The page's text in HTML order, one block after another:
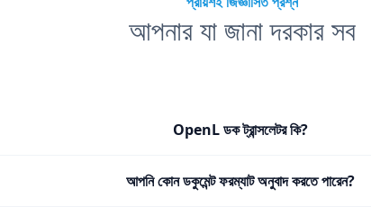
আপনার যা জানা দরকার সব
OpenL ডক ট্রান্সলেটর কি?
আপনি কোন ডকুমেন্ট ফরম্যাট অনুবাদ করতে পারেন?